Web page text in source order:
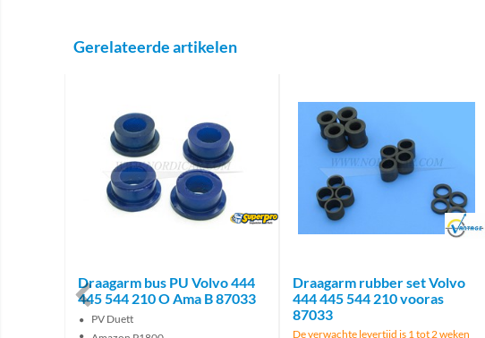
Gerelateerde artikelen
Brand
Draagarm bus PU Volvo 444
445 544 210 O Ama B 87033
PV Duett
Brand
Draagarm rubber set Volvo
444 445 544 210 vooras
87033
De verwachte levertijd is 1 tot 2 weken